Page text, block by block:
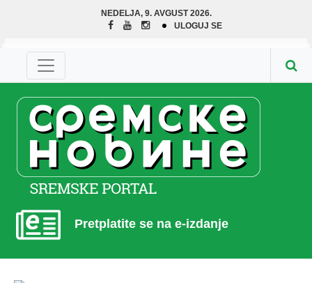
NEDELJA, 9. AVGUST 2026.
ULOGUJ SE
Pretplatite se na e-izdanje